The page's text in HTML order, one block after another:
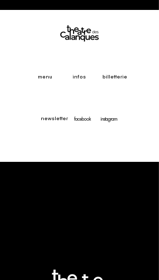
menu infos billetterie
newsletter facebook instagram